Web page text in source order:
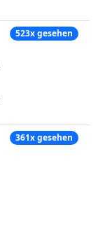
523x gesehen
361x gesehen